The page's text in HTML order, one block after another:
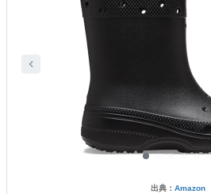
出典： Amazon